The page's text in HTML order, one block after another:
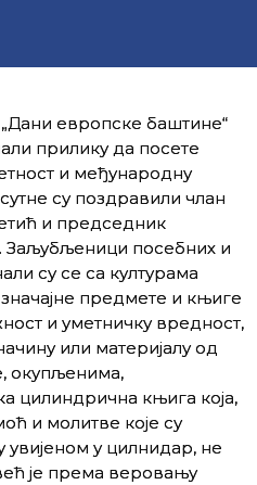
европске баштине“
прилику да посете
и међународну
су поздравили члан
и председник
посебних и
су се са културама
предмете и књиге
и уметничку вредност,
или материјалу од
окупљенима,
цилиндрична књига која,
и молитве које су
увијеном у цилнидар, не
је према веровању